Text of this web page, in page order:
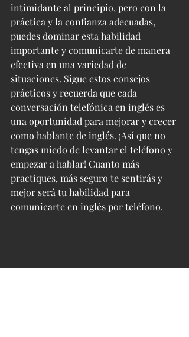
intimidante al principio, pero con la
práctica y la confianza adecuadas,
puedes dominar esta habilidad
importante y comunicarte de manera
efectiva en una variedad de
situaciones. Sigue estos consejos
prácticos y recuerda que cada
conversación telefónica en inglés es
una oportunidad para mejorar y crecer
como hablante de inglés. ¡Así que no
tengas miedo de levantar el teléfono y
empezar a hablar! Cuanto más
practiques, más seguro te sentirás y
mejor será tu habilidad para
comunicarte en inglés por teléfono.